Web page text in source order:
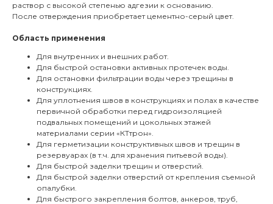
раствор с высокой степенью адгезии к основанию.
После отверждения приобретает цементно-серый цвет.
Область применения
Для внутренних и внешних работ.
Для быстрой остановки активных протечек воды.
Для остановки фильтрации воды через трещины в
конструкциях.
Для уплотнения швов в конструкциях и полах в качестве
первичной обработки перед гидроизоляцией
подвальных помещений и цокольных этажей
материалами серии «КТтрон».
Для герметизации конструктивных швов и трещин в
резервуарах (в т.ч. для хранения питьевой воды).
Для быстрой заделки трещин и отверстий.
Для быстрой заделки отверстий от крепления съемной
опалубки.
Для быстрого закрепления болтов, анкеров, труб,